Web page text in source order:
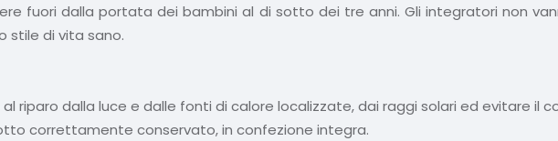
fuori dalla portata dei bambini al di sotto dei tre anni. Gli integratori non
stile di vita sano.
riparo dalla luce e dalle fonti di calore localizzate, dai raggi solari ed evitare il
correttamente conservato, in confezione integra.